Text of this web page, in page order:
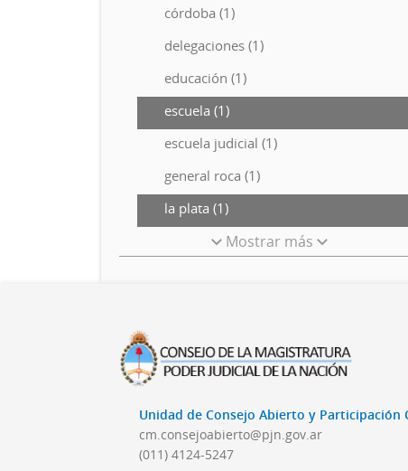
córdoba (1)
delegaciones (1)
educación (1)
escuela (1)
escuela judicial (1)
general roca (1)
la plata (1)
Mostrar más
Unidad de Consejo Abierto y Participación
cm.consejoabierto@pjn.gov.ar
(011) 4124-5247